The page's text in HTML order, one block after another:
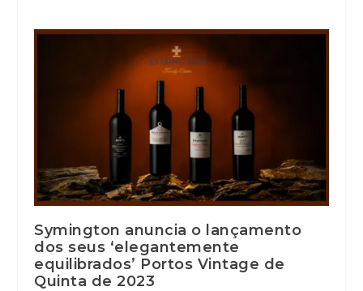
Symington anuncia o lançamento
dos seus ‘elegantemente
equilibrados’ Portos Vintage de
Quinta de 2023